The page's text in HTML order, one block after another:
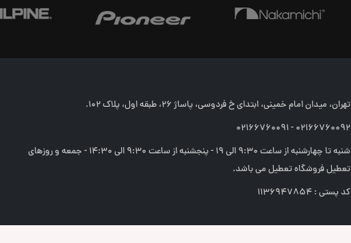
تهران، میدان امام خمینی، ابتدای خ فردوسی، پاساژ 26، طبقه اول، پلاک 102.
02166760092 - 02166760091
شنبه تا چهارشنبه از ساعت 9:30 الی 19 - پنجشنبه از ساعت 9:30 الی 14:30 - جمعه و روزهای
تعطیل فروشگاه تعطیل می باشد.
کد پستی : 1136947854